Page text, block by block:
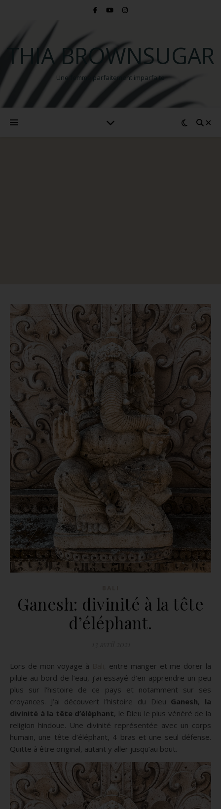
THIA BROWNSUGAR
Une femme parfaitement imparfaite
Ganesh: divinité à la tête
d’éléphant.
Lors de mon voyage à
entre manger et me dorer la
pilule au bord de l’eau, j’ai essayé d’en apprendre un peu
plus sur l’histoire de ce pays et notamment sur ses
croyances. J’ai découvert l’histoire du Dieu Ganesh, la
divinité à la tête d’éléphant, le Dieu le plus vénéré de la
religion hindoue. Une divinité représentée avec un corps
humain, une tête d’éléphant, 4 bras et une seul défense.
Quitte à être original, autant y aller jusqu’au bout.